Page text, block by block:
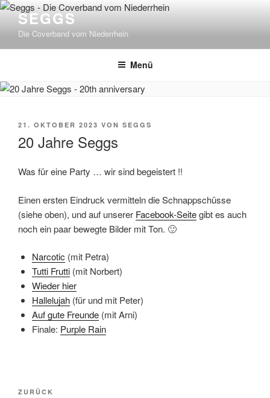
Zum
Inhalt
springen
SEGGS
Die Coverband vom Niederrhein
Menü
VERÖFFENTLICHT
21. OKTOBER 2023 VON SEGGS
20 Jahre Seggs
Was für eine Party … wir sind begeistert !!
Einen ersten Eindruck vermitteln die Schnappschüsse
(siehe oben), und auf unserer Facebook-Seitegibt es auch
noch ein paar bewegte Bilder mit Ton. 🙂
Narcotic (mit Petra)
Tutti Frutti(mit Norbert)
Wieder hier
Hallelujah(für und mit Peter)
Auf gute Freunde(mit Arni)
Finale: Purple Rain
Beitragsnavigation
Vorheriger
ZURÜCK